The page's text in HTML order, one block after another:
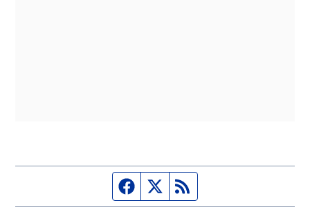
Página de Facebook
Fuente Twitter